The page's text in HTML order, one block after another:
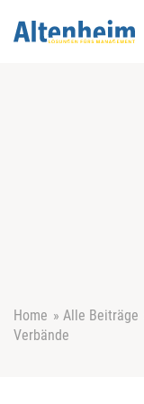
Home » Alle Beiträge
Verbände